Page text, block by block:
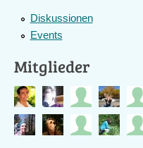
Diskussionen
Events
Mitglieder